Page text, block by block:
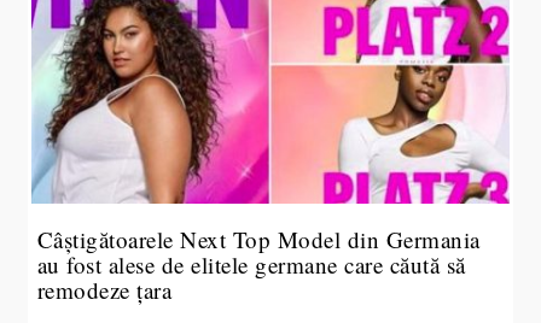
Câștigătoarele Next Top Model din Germania
au fost alese de elitele germane care căută să
remodeze țara